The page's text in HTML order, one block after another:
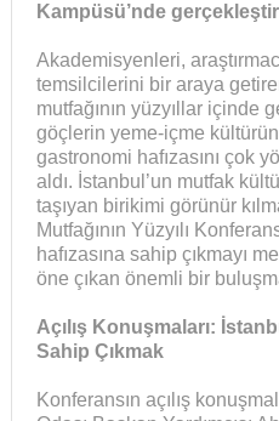
Kampüsü’nde
Akademisyenleri,
temsilcilerini bir araya
mutfağının yüzyıllar içinde
göçlerin yeme-içme
gastronomi hafızasını çok
aldı. İstanbul’un mutfak
taşıyan birikimi görünür
Mutfağının Yüzyılı
hafızasına sahip çıkmayı
öne çıkan önemli bir
Açılış Konuşmaları:
Sahip Çıkmak
Konferansın açılış